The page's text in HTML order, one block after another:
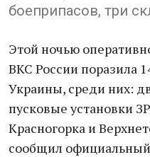
боеприпасов, три
Этой ночью
ВКС России поразила
Украины, среди них:
пусковые установки
Красногорка и
сообщил